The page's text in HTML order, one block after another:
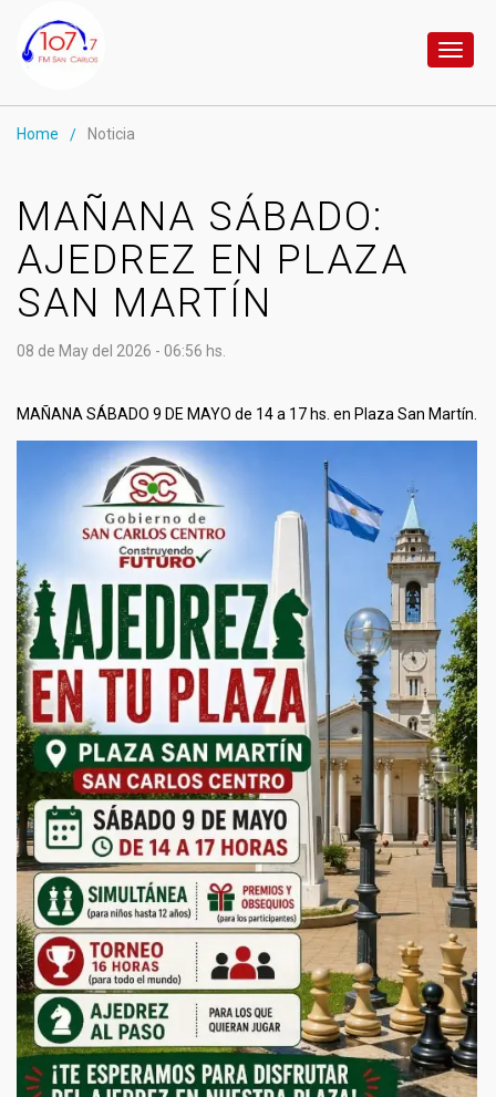
Toggle
Home / Noticia
MAÑANA SÁBADO:
AJEDREZ EN PLAZA
SAN MARTÍN
08 de May del 2026 - 06:56 hs.
MAÑANA SÁBADO 9 DE MAYO de 14 a 17 hs. en Plaza San Martín.